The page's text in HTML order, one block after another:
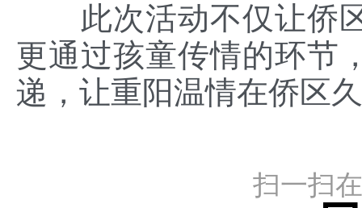
此次活动不仅让侨
更通过孩童传情的环节
递，让重阳温情在侨区
扫一扫